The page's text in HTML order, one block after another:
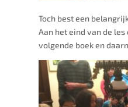
Toch best een
Aan het eind van de
volgende boek en